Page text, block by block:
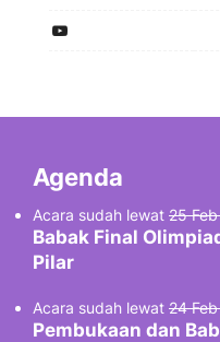
Agenda
Acara sudah lewat 25
Babak Final
Pilar
Acara sudah lewat 24
Pembukaan dan